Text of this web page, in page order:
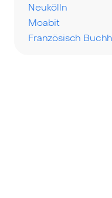
Neukölln
Moabit
Französisch